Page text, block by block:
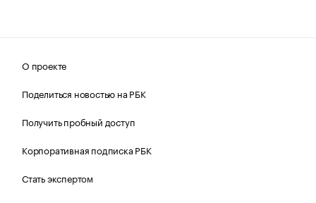
О проекте
Поделиться новостью на РБК
Получить пробный доступ
Корпоративная подписка РБК
Стать экспертом